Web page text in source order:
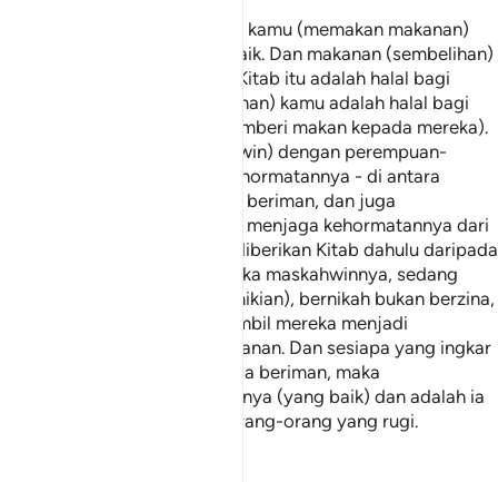
Pada masa ini dihalalkan bagi kamu (memakan makanan)
yang lazat-lazat serta baik-baik. Dan makanan (sembelihan)
orang-orang yang diberikan Kitab itu adalah halal bagi
kamu, dan makanan (sembelihan) kamu adalah halal bagi
mereka (tidak salah kamu memberi makan kepada mereka).
Dan (dihalalkan kamu berkahwin) dengan perempuan-
perempuan yang menjaga kehormatannya - di antara
perempuan-perempuan yang beriman, dan juga
perempuan-perempuan yang menjaga kehormatannya dari
kalangan orang-orang yang diberikan Kitab dahulu daripada
kamu apabila kamu beri mereka maskahwinnya, sedang
kamu (dengan cara yang demikian), bernikah bukan berzina,
dan bukan pula kamu mengambil mereka menjadi
perempuan-perempuan simpanan. Dan sesiapa yang ingkar
(akan syariat Islam) sesudah ia beriman, maka
sesungguhnya gugurlah amalnya (yang baik) dan adalah ia
pada hari akhirat kelak dari orang-orang yang rugi.